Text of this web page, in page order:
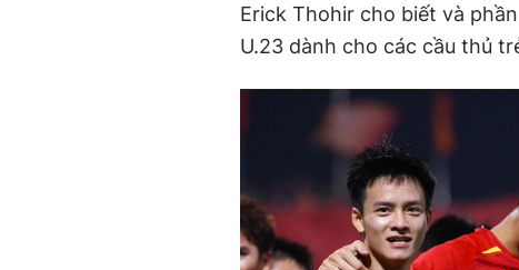
Erick Thohir cho biết và
U.23 dành cho các cầu thủ